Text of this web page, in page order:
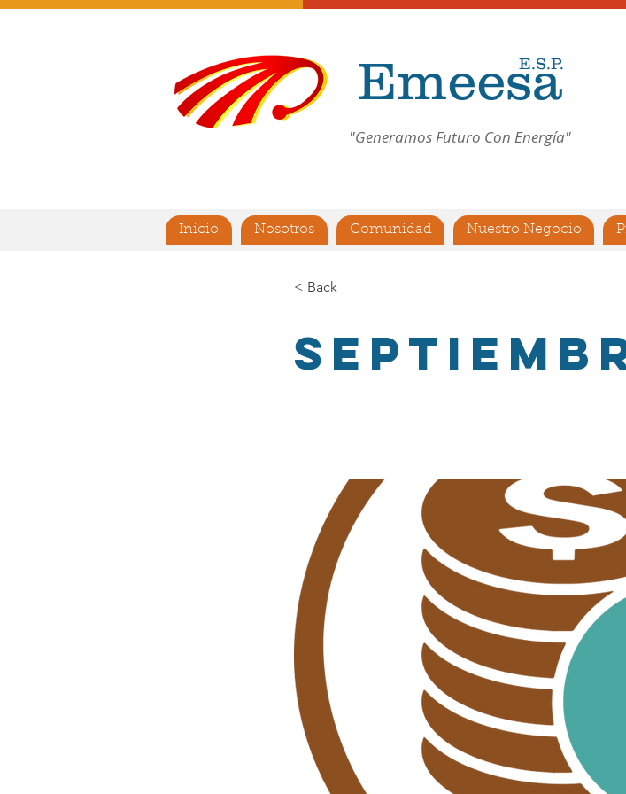
Emeesa
E.S.P.
"Generamos Futuro Con Energía"
Inicio Nosotros Comunidad Nuestro Negocio
< Back